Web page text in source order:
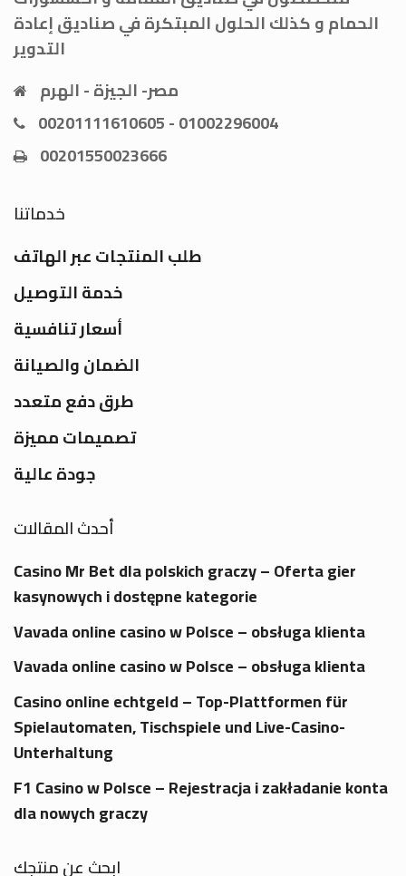
الحمام و كذلك الحلول المبتكرة في صناديق إعادة
التدوير
مصر- الجيزة - الهرم
00201111610605 - 01002296004
00201550023666
خدماتنا
طلب المنتجات عبر الهاتف
خدمة التوصيل
أسعار تنافسية
الضمان والصيانة
طرق دفع متعدد
تصميمات مميزة
جودة عالية
أحدث المقالات
Casino Mr Bet dla polskich graczy – Oferta gier
kasynowych i dostępne kategorie
Vavada online casino w Polsce – obsługa klienta
Vavada online casino w Polsce – obsługa klienta
Casino online echtgeld – Top-Plattformen für
Spielautomaten, Tischspiele und Live-Casino-
Unterhaltung
F1 Casino w Polsce – Rejestracja i zakładanie konta
dla nowych graczy
ابحث عن منتجك